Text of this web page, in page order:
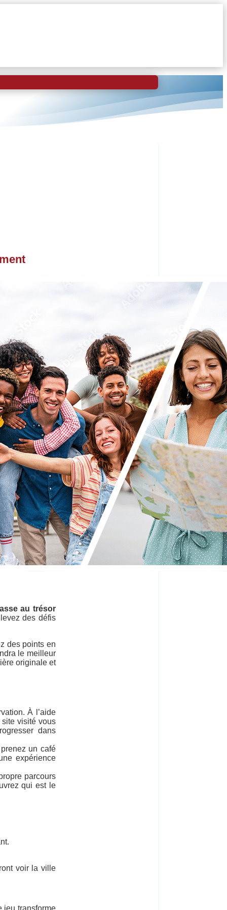
au trésor
des défis
des points en
le meilleur
originale et
À l’aide
site visité vous
dans
un café
expérience
parcours
qui est le
voir la ville
jeu transforme